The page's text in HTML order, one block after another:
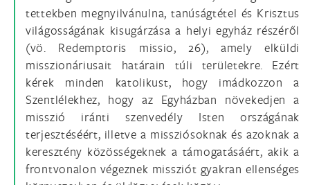
tettekben megnyilvánulna, tanúságtétel és Krisztus
világosságának kisugárzása a helyi egyház részéről
(vö. Redemptoris missio, 26), amely elküldi
misszionáriusait határain túli területekre. Ezért
kérek minden katolikust, hogy imádkozzon a
Szentlélekhez, hogy az Egyházban növekedjen a
misszió iránti szenvedély Isten országának
terjesztéséért, illetve a missziósoknak és azoknak a
keresztény közösségeknek a támogatásáért, akik a
frontvonalon végeznek missziót gyakran ellenséges